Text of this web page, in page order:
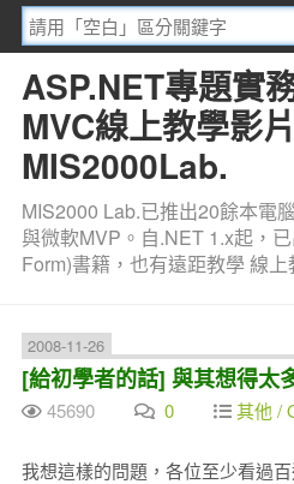
ASP.NET專題實
MVC線上教學影
MIS2000Lab.
MIS2000 Lab.已推出20餘本電
與微軟MVP。自.NET 1.x起，
Form)書籍，也有遠距教學 線上
2008-11-26
[給初學者的話] 與其想得太
45690 0 其他 /
我想這樣的問題，各位至少看過百